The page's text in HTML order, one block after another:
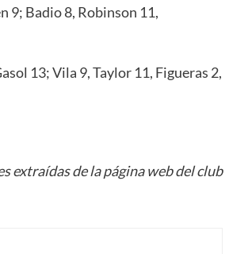
9; Badio 8, Robinson 11,
13; Vila 9, Taylor 11, Figueras 2,
extraídas de la página web del club